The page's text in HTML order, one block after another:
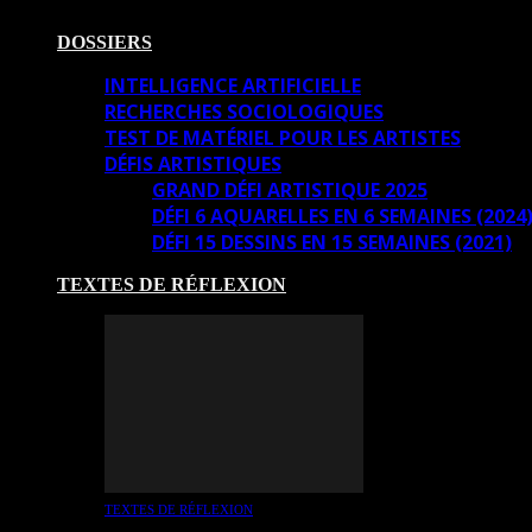
DOSSIERS
INTELLIGENCE ARTIFICIELLE
RECHERCHES SOCIOLOGIQUES
TEST DE MATÉRIEL POUR LES ARTISTES
DÉFIS ARTISTIQUES
GRAND DÉFI ARTISTIQUE 2025
DÉFI 6 AQUARELLES EN 6 SEMAINES (2024)
DÉFI 15 DESSINS EN 15 SEMAINES (2021)
TEXTES DE RÉFLEXION
TEXTES DE RÉFLEXION